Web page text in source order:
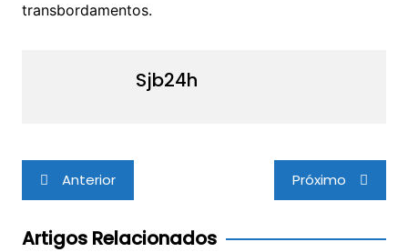
transbordamentos.
Sjb24h
Navegação
de
Post
Anterior Próximo
Artigos Relacionados